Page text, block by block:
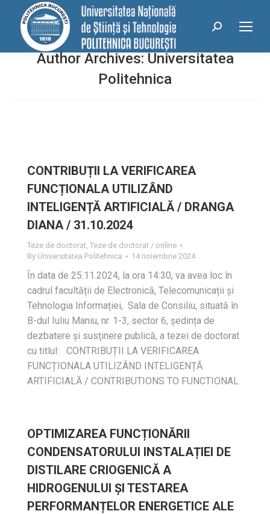
conținut
Search:
Author Archives: Universitatea
Politehnica
CONTRIBUȚII LA VERIFICAREA
FUNCȚIONALA UTILIZÂND
INTELIGENȚĂ ARTIFICIALĂ / DRANGA
DIANA / 31.10.2024
Teze de doctorat, Teze de doctorat / online
By Universitatea Politehnica 14 noiembrie 2024
În data de 25.11.2024, la ora 14:30, va avea loc în
cadrul facultății de Electronică, Telecomunicații și
Tehnologia Informației, Sala de Consiliu, situată în
B-dul Iuliu Maniu, nr. 1-3, sector 6, ședința de
dezbatere și susţinere publică, a tezei de doctorat
cu titlul: CONTRIBUȚII LA VERIFICAREA
FUNCȚIONALA UTILIZÂND INTELIGENȚĂ
ARTIFICIALĂ / CONTRIBUTIONS TO FUNCTIONAL
OPTIMIZAREA FUNCȚIONĂRII
CONDENSATORULUI INSTALAȚIEI DE
DISTILARE CRIOGENICĂ A
HIDROGENULUI ȘI TESTAREA
PERFORMANȚELOR ENERGETICE ALE